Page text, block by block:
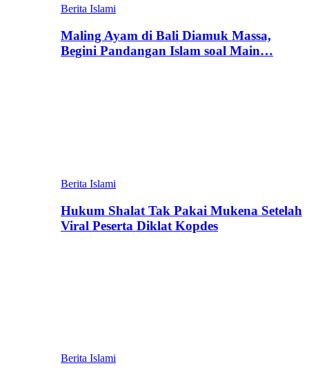
Berita Islami
Maling Ayam di Bali Diamuk Massa,
Begini Pandangan Islam soal Main…
Berita Islami
Hukum Shalat Tak Pakai Mukena Setelah
Viral Peserta Diklat Kopdes
Berita Islami